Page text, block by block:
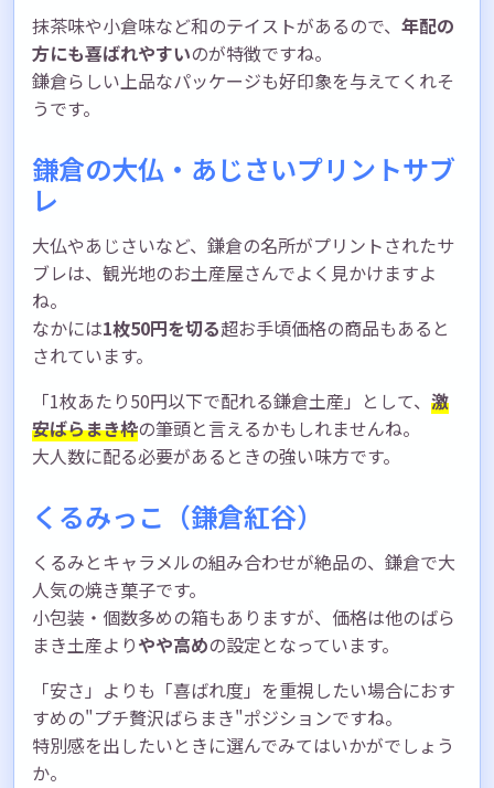
抹茶味や小倉味など和のテイストがあるので、 年配の
方にも喜ばれやすいのが特徴ですね。
鎌倉らしい上品なパッケージも好印象を与えてくれそ
うです。
鎌倉の大仏・あじさいプリントサブ
レ
大仏やあじさいなど、鎌倉の名所がプリントされたサ
ブレは、観光地のお土産屋さんでよく見かけますよ
ね。
なかには1枚50円を切る超お手頃価格の商品もあると
されています。
「1枚あたり50円以下で配れる鎌倉土産」として、 激
安ばらまき枠の筆頭と言えるかもしれませんね。
大人数に配る必要があるときの強い味方です。
くるみっこ（鎌倉紅谷）
くるみとキャラメルの組み合わせが絶品の、鎌倉で大
人気の焼き菓子です。
小包装・個数多めの箱もありますが、価格は他のばら
まき土産よりやや高めの設定となっています。
「安さ」よりも「喜ばれ度」を重視したい場合におす
すめの"プチ贅沢ばらまき"ポジションですね。
特別感を出したいときに選んでみてはいかがでしょう
か。